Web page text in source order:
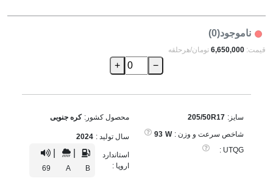
ناموجود(0)
قیمت: 6,650,000 تومان/هرحلقه
−
+
سایز: 205/50R17
شاخص سرعت و وزن : W
93
UTQG :
محصول کشور: کره جنوبی
سال تولید : 2024
استاندارد
اروپا :
B
A
69